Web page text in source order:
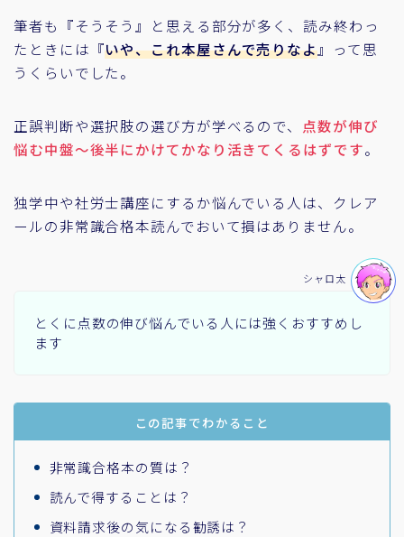
筆者も『そうそう』と思える部分が多く、読み終わっ
たときには『いや、これ本屋さんで売りなよ』って思
うくらいでした。
正誤判断や選択肢の選び方が学べるので、 点数が伸び
悩む中盤～後半にかけてかなり活きてくるはずです。
独学中や社労士講座にするか悩んでいる人は、クレア
ールの非常識合格本読んでおいて損はありません。
とくに点数の伸び悩んでいる人には強くおすすめし
ます
シャロ太
この記事でわかること
非常識合格本の質は？
読んで得することは？
資料請求後の気になる勧誘は？